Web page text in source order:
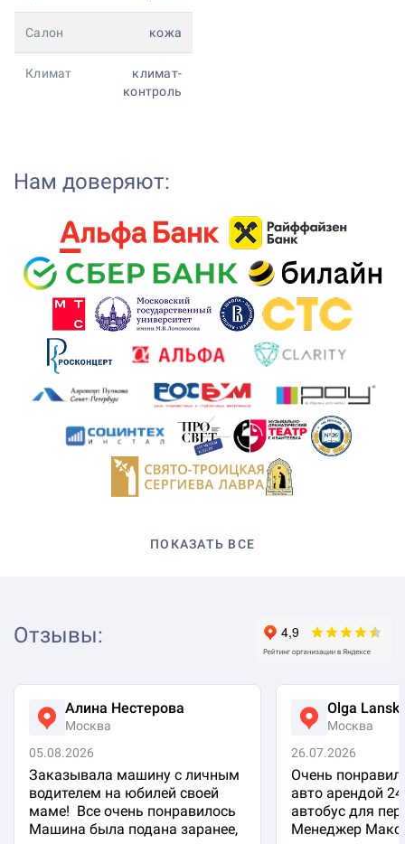
Салон кожа
Климат
климат-
контроль
Нам доверяют:
ПОКАЗАТЬ ВСЕ
Отзывы:
Алина Нестерова
Москва
05.08.2026
Заказывала машину с личным
водителем на юбилей своей
маме! Все очень понравилось
Машина была подана заранее,
Olga
Москва
26.07.2026
Очень
авто арендой
автобус для
Менеджер